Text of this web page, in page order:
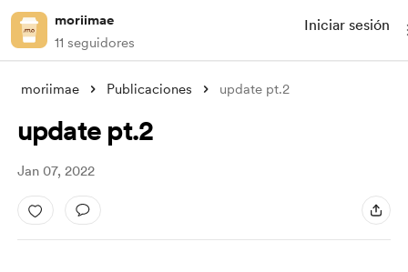
moriimae
11 seguidores
Iniciar sesión
moriimae Publicaciones update pt.2
update pt.2
Jan 07, 2022